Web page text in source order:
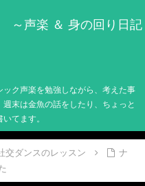
～声楽 ＆ 身の回り日記
ク声楽を勉強しながら、考えた事
は金魚の話をしたり、ちょっと
てます。
交ダンスのレッスン
ナ